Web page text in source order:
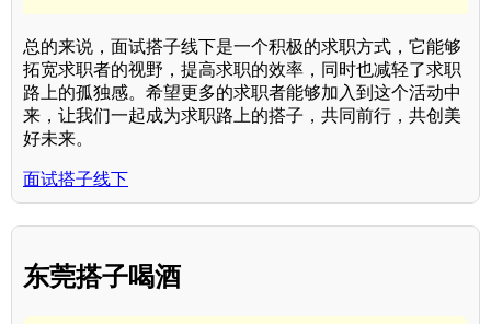
总的来说，面试搭子线下是一个积极的求职方式，它能够
拓宽求职者的视野，提高求职的效率，同时也减轻了求职
路上的孤独感。希望更多的求职者能够加入到这个活动中
来，让我们一起成为求职路上的搭子，共同前行，共创美
好未来。
面试搭子线下
东莞搭子喝酒